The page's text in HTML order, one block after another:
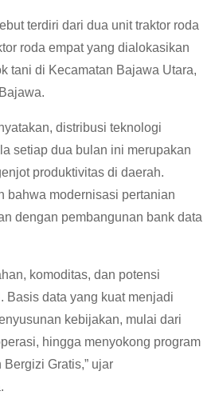
terdiri dari dua unit traktor roda
roda empat yang dialokasikan
tani di Kecamatan Bajawa Utara,
distribusi teknologi
setiap dua bulan ini merupakan
produktivitas di daerah.
bahwa modernisasi pertanian
dengan pembangunan bank data
komoditas, dan potensi
Basis data yang kuat menjadi
kebijakan, mulai dari
hingga menyokong program
Gratis,” ujar